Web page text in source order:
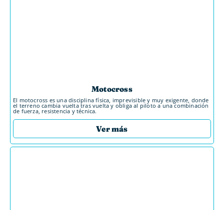
Motocross
El motocross es una disciplina física, imprevisible y muy exigente, donde
el terreno cambia vuelta tras vuelta y obliga al piloto a una combinación
de fuerza, resistencia y técnica.
Ver más